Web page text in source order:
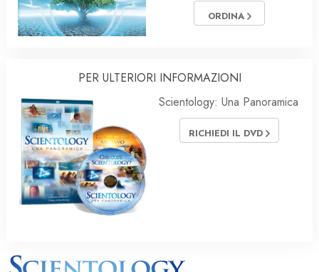
ORDINA
PER ULTERIORI INFORMAZIONI
Scientology: Una Panoramica
RICHIEDI IL DVD